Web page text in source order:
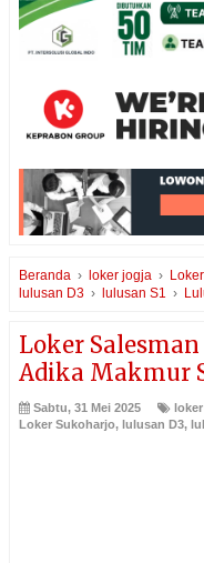
Beranda › loker jogja ›
lulusan D3 › lulusan S1 ›
Loker
Adika Makmur
Sabtu, 31 Mei 2025
Loker Sukoharjo, lulusan D3,